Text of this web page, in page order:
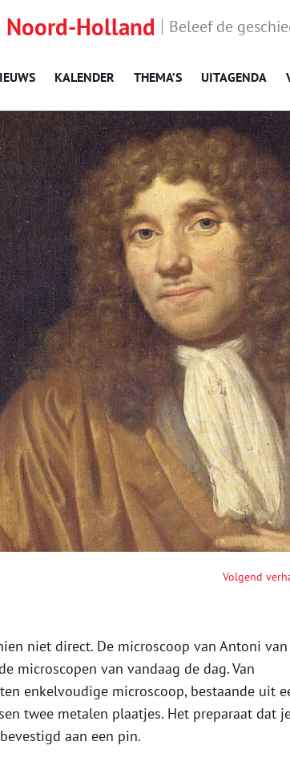
Noord-Holland Beleef de
KALENDER THEMA’S UITAGENDA
Volgend
niet direct. De microscoop van Antoni van
microscopen van vandaag de dag. Van
enkelvoudige microscoop, bestaande uit
twee metalen plaatjes. Het preparaat dat
aan een pin.